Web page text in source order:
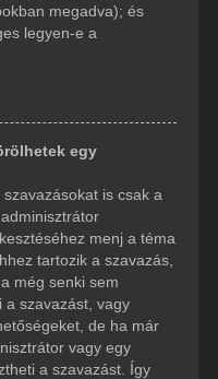
megadva); és
legyen-e a
egy
is csak a
menj a téma
tartozik a szavazás,
még senki sem
a szavazást, vagy
de ha már
vagy egy
a szavazást. Így